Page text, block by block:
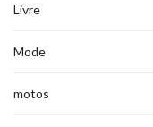
Livre
Mode
motos